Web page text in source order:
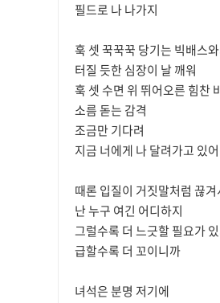
필드로 나 나가지
훅 셋 꾹꾹꾹 당기는 빅배스
터질 듯한 심장이 날 깨워
훅 셋 수면 위 뛰어오른 힘찬
소름 돋는 감격
조금만 기다려
지금 너에게 나 달려가고 있어
때론 입질이 거짓말처럼 끊겨
난 누구 여긴 어디하지
그럴수록 더 느긋할 필요가
급할수록 더 꼬이니까
녀석은 분명 저기에